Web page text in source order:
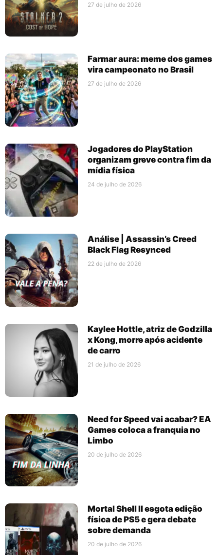
27 de julho de 2026
Farmar aura: meme dos games
vira campeonato no Brasil
27 de julho de 2026
Jogadores do PlayStation
organizam greve contra fim da
mídia física
24 de julho de 2026
Análise | Assassin’s Creed
Black Flag Resynced
22 de julho de 2026
Kaylee Hottle, atriz de Godzilla
x Kong, morre após acidente
de carro
21 de julho de 2026
Need for Speed vai acabar? EA
Games coloca a franquia no
Limbo
20 de julho de 2026
Mortal Shell II esgota edição
física de PS5 e gera debate
sobre demanda
20 de julho de 2026